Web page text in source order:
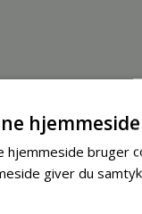
hjemmeside bruger
giver du